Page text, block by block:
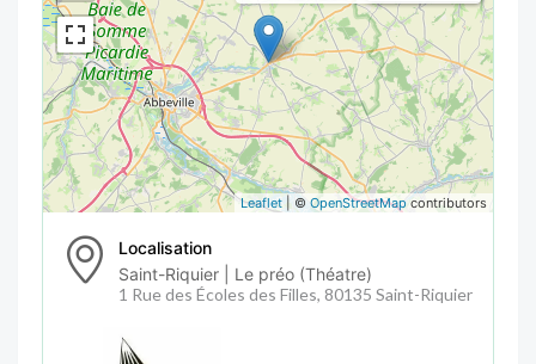
Leaflet | © OpenStreetMap contributors
Localisation
Saint-Riquier | Le préo (Théatre)
1 Rue des Écoles des Filles, 80135 Saint-Riquier